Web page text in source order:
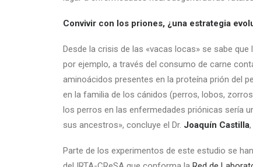
Convivir con los priones, ¿una estrategia
Desde la crisis de las «vacas locas» se sabe
por ejemplo, a través del consumo de carne
aminoácidos presentes en la proteína prión del
en la familia de los cánidos (perros, lobos,
los perros en las enfermedades priónicas sería
sus ancestros», concluye el Dr. Joaquín Castilla
Parte de los experimentos de este estudio se